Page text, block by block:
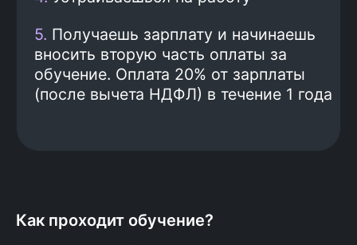
Как проходит обучение?
20% от зарплаты (после
вычета НДФЛ) в течение
устраиваешься на работу.
Трудоустройство и
минимальная зарплата
120 000 рублей гарантированы
договором.